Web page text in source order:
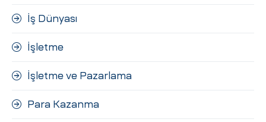
İş Dünyası
İşletme
İşletme ve Pazarlama
Para Kazanma